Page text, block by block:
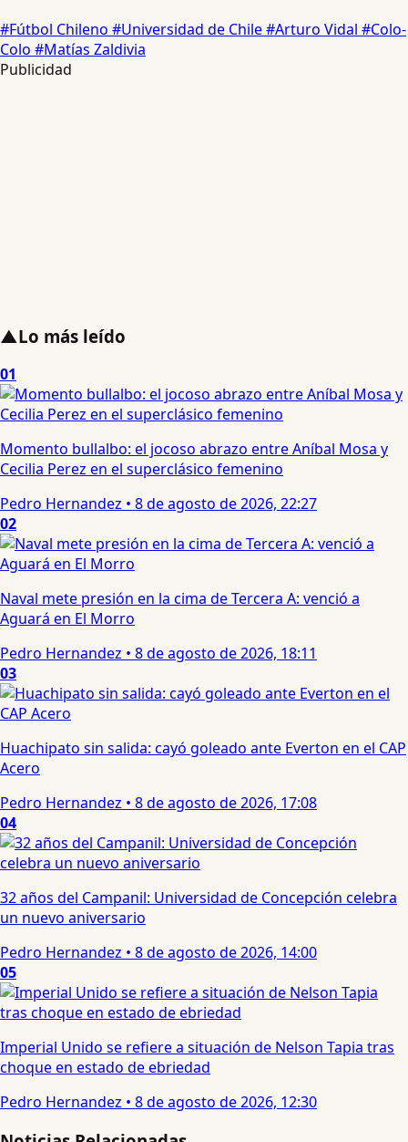
#Fútbol Chileno #Universidad de Chile#Arturo Vidal #Colo-
Colo #Matías Zaldivia
Publicidad
▲Lo más leído
01
Momento bullalbo: el jocoso abrazo entre Aníbal Mosa y
Cecilia Perez en el superclásico femenino
Pedro Hernandez • 8 de agosto de 2026, 22:27
02
Naval mete presión en la cima de Tercera A: venció a
Aguará en El Morro
Pedro Hernandez • 8 de agosto de 2026, 18:11
03
Huachipato sin salida: cayó goleado ante Everton en el CAP
Acero
Pedro Hernandez • 8 de agosto de 2026, 17:08
04
32 años del Campanil: Universidad de Concepción celebra
un nuevo aniversario
Pedro Hernandez • 8 de agosto de 2026, 14:00
05
Imperial Unido se refiere a situación de Nelson Tapia tras
choque en estado de ebriedad
Pedro Hernandez • 8 de agosto de 2026, 12:30